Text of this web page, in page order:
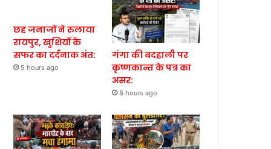
छह जनाजों ने रुलाया
रायपुर, खुशियों के
सफर का दर्दनाक अंत:
5 hours ago
गंगा की बदहाली पर
कृष्णकान्त के पत्र का
असर:
8 hours ago